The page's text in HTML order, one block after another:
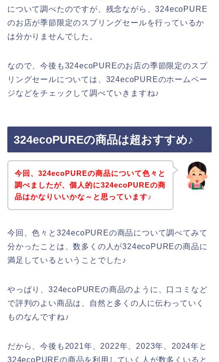
について調べたのですが、残念ながら、324ecoPURE
のお店が季節限定のスプリングセールを行っているか
は分かりませんでした。
なので、今後も324ecoPUREのお店の季節限定のスプ
リングセールについては、324ecoPUREのホームペー
ジなどをチェックして調べていきますね♪
324ecoPUREの商品は超おすすめ♪
今回、324ecoPUREの商品について色々と
調べましたが、個人的に324ecoPUREの商
品はかなりいいかな～と思っています♪
今回、色々と324ecoPUREの商品について調べてみて
分かったことは、数多くの人が324ecoPUREの商品に
満足しているということでした♪
やっぱり、324ecoPUREの商品のように、口コミなど
で評判のよい商品は、自然と多くの人に伝わっていく
ものなんですね♪
だから、今後も2021年、2022年、2023年、2024年と
324ecoPUREの商品を利用していく人が数多くいると